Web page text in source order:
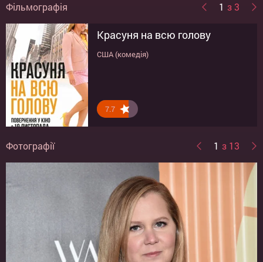
Фільмографія 1 з 3
Красуня на всю голову
США (комедія)
7.7
Безсоромна мандрівка
США (комедія)
5.8
Дівчина без комплексів
США (комедія)
5.6
Фотографії 1 з 13